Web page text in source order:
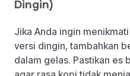
Dingin)
Jika Anda ingin
versi dingin, tambahkan
dalam gelas. Pastikan es